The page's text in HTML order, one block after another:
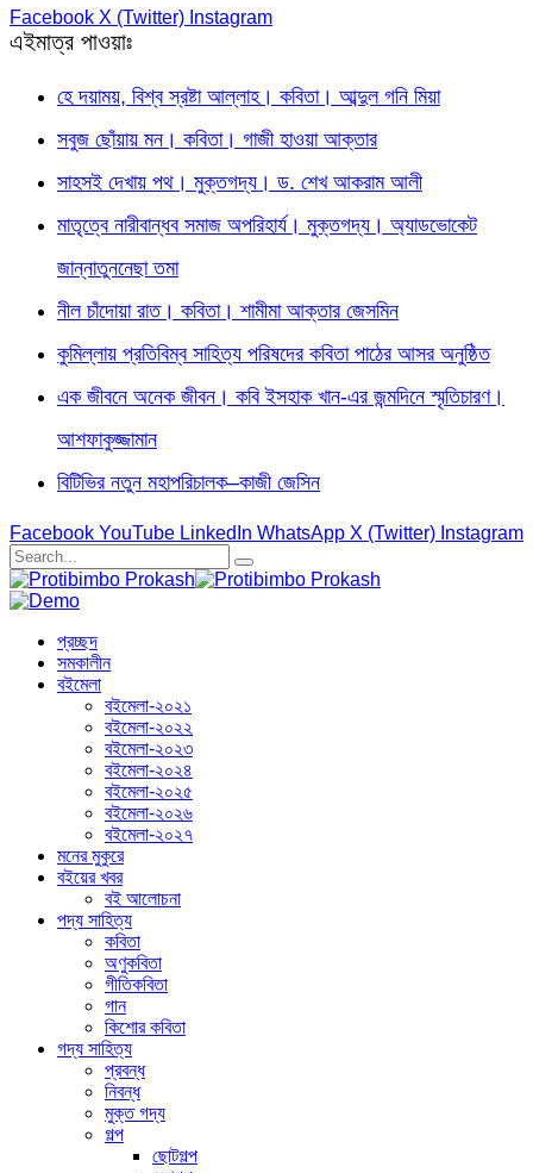
Facebook X (Twitter) Instagram
এইমাত্র পাওয়াঃ
হে দয়াময়, বিশ্ব স্রষ্টা আল্লাহ। কবিতা। আব্দুল গনি মিয়া
সবুজ ছোঁয়ায় মন। কবিতা। গাজী হাওয়া আক্তার
সাহসই দেখায় পথ। মুক্তগদ্য। ড. শেখ আকরাম আলী
মাতৃত্বে নারীবান্ধব সমাজ অপরিহার্য। মুক্তগদ্য। অ্যাডভোকেট
জান্নাতুননেছা তমা
নীল চাঁদোয়া রাত। কবিতা। শামীমা আক্তার জেসমিন
কুমিল্লায় প্রতিবিম্ব সাহিত্য পরিষদের কবিতা পাঠের আসর অনুষ্ঠিত
এক জীবনে অনেক জীবন। কবি ইসহাক খান-এর জন্মদিনে স্মৃতিচারণ।
আশফাকুজ্জামান
বিটিভির নতুন মহাপরিচালক–কাজী জেসিন
Facebook YouTube LinkedIn WhatsApp X (Twitter) Instagram
প্রচ্ছদ
সমকালীন
বইমেলা
বইমেলা-২০২১
বইমেলা-২০২২
বইমেলা-২০২৩
বইমেলা-২০২৪
বইমেলা-২০২৫
বইমেলা-২০২৬
বইমেলা-২০২৭
মনের মুকুরে
বইয়ের খবর
বই আলোচনা
পদ্য সাহিত্য
কবিতা
অণুকবিতা
গীতিকবিতা
গান
কিশোর কবিতা
গদ্য সাহিত্য
প্রবন্ধ
নিবন্ধ
মুক্ত গদ্য
গল্প
ছোটগল্প